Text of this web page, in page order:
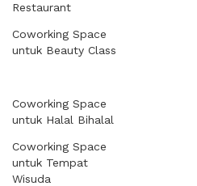
Restaurant
Coworking Space
untuk Beauty Class
Coworking Space
untuk Halal Bihalal
Coworking Space
untuk Tempat
Wisuda